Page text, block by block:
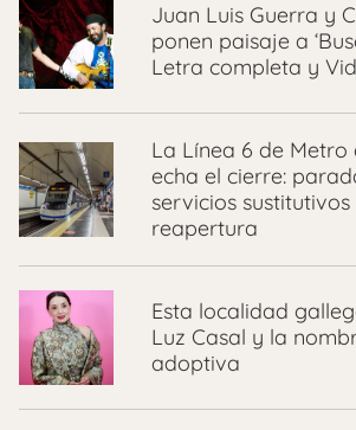
Juan Luis Guerra y
ponen paisaje a
Letra completa y
La Línea 6 de Metro
echa el cierre:
servicios
reapertura
Esta localidad
Luz Casal y la
adoptiva